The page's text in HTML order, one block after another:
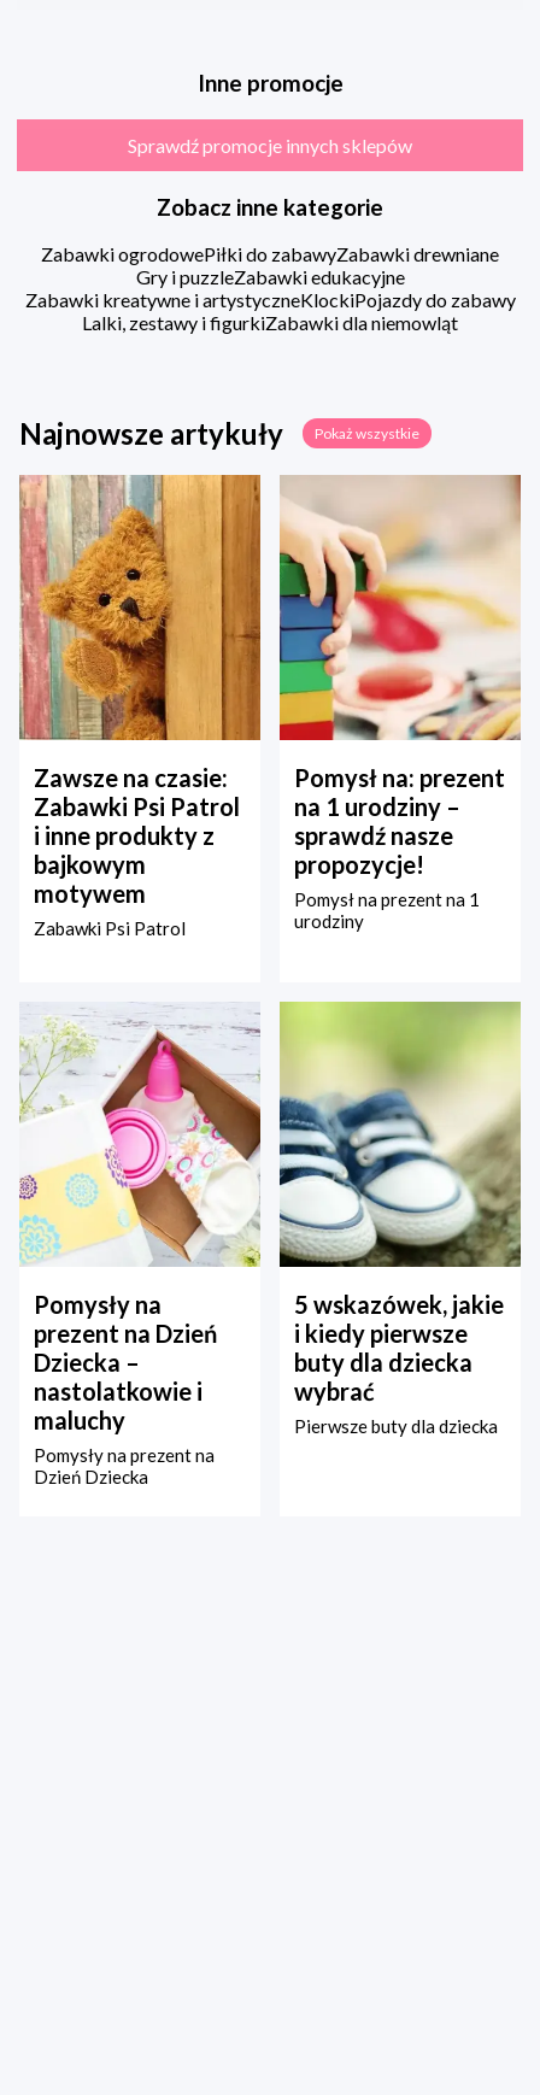
Inne promocje
Sprawdź promocje innych sklepów
Zobacz inne kategorie
Zabawki ogrodowePiłki do zabawyZabawki drewniane
Gry i puzzleZabawki edukacyjne
Zabawki kreatywne i artystyczneKlockiPojazdy do zabawy
Lalki, zestawy i figurkiZabawki dla niemowląt
Najnowsze artykuły Pokaż wszystkie
Zawsze na czasie:
Zabawki Psi Patrol
i inne produkty z
bajkowym
motywem
Zabawki Psi Patrol
Pomysł na: prezent
na 1 urodziny –
sprawdź nasze
propozycje!
Pomysł na prezent na 1
urodziny
Pomysły na
prezent na Dzień
Dziecka –
nastolatkowie i
maluchy
Pomysły na prezent na
Dzień Dziecka
5 wskazówek, jakie
i kiedy pierwsze
buty dla dziecka
wybrać
Pierwsze buty dla dziecka